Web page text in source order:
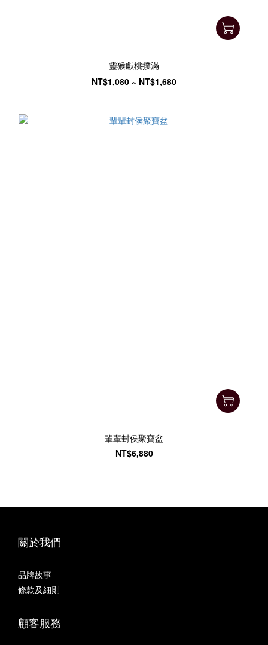
靈猴獻桃撲滿
NT$1,080 ~ NT$1,680
輩輩封侯聚寶盆
NT$6,880
關於我們
品牌故事
條款及細則
顧客服務